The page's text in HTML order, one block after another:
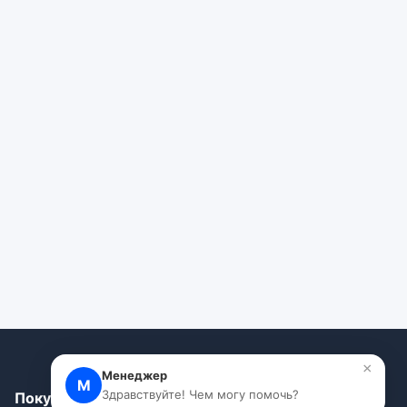
Покупателям
М
Менеджер
Здравствуйте! Чем могу помочь?
×